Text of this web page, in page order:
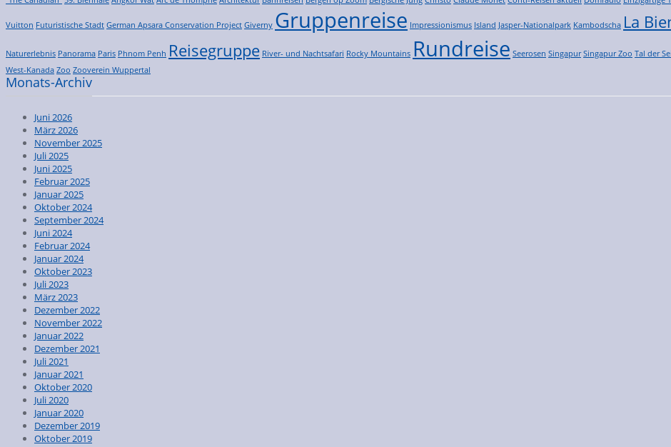
Vuitton Futuristische Stadt German Apsara Conservation Project Giverny Gruppenreise Impressionismus Island Jasper-Nationalpark Kambodscha La
Naturerlebnis Panorama Paris Phnom Penh Reisegruppe River- und Nachtsafari Rocky Mountains Rundreise Seerosen Singapur Singapur Zoo Tal der
West-Kanada Zoo Zooverein Wuppertal
Monats-Archiv
Juni 2026
März 2026
November 2025
Juli 2025
Juni 2025
Februar 2025
Januar 2025
Oktober 2024
September 2024
Juni 2024
Februar 2024
Januar 2024
Oktober 2023
Juli 2023
März 2023
Dezember 2022
November 2022
Januar 2022
Dezember 2021
Juli 2021
Januar 2021
Oktober 2020
Juli 2020
Januar 2020
Dezember 2019
Oktober 2019